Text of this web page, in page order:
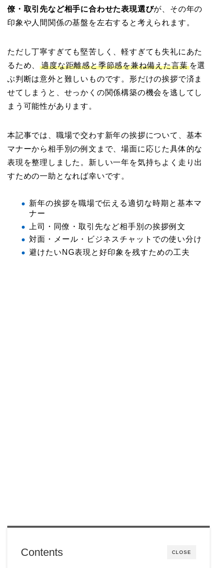
僚・取引先など相手に合わせた表現選びが、その年の
印象や人間関係の基盤を左右すると考えられます。
ただし丁寧すぎても堅苦しく、軽すぎても失礼にあた
るため、適度な距離感と季節感を兼ね備えた言葉を選
ぶ判断は意外と難しいものです。形だけの挨拶で済ま
せてしまうと、せっかくの関係構築の機会を逃してし
まう可能性があります。
本記事では、職場で交わす新年の挨拶について、基本
マナーから相手別の例文まで、場面に応じた具体的な
表現を整理しました。新しい一年を気持ちよく走り出
すための一助となれば幸いです。
新年の挨拶を職場で伝える適切な時期と基本マ
ナー
上司・同僚・取引先など相手別の挨拶例文
対面・メール・ビジネスチャットでの使い分け
避けたいNG表現と好印象を残すための工夫
CLOSE
Contents